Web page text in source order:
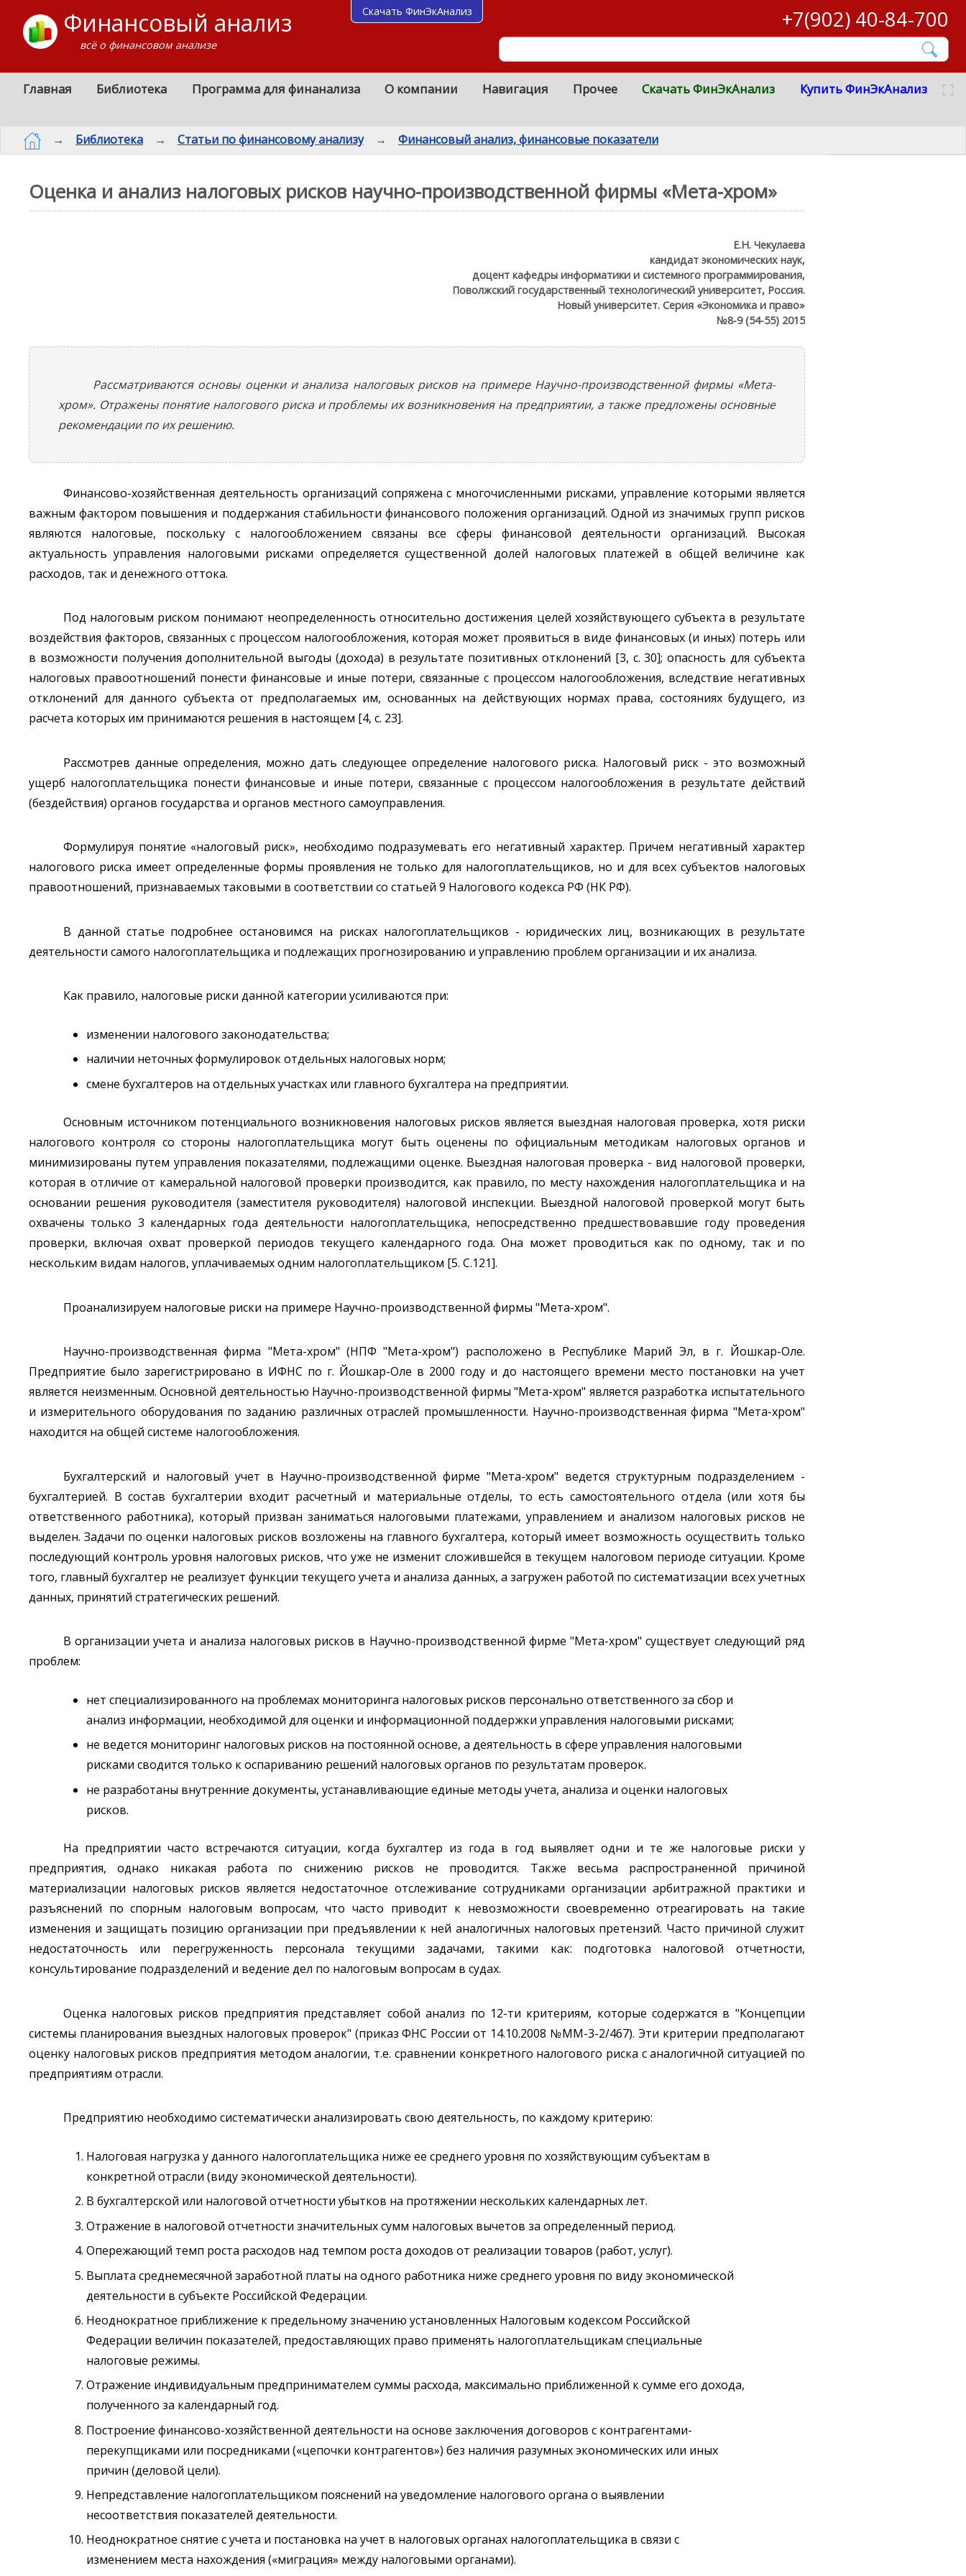
Финансовый анализ
всё о финансовом анализе
+7(902) 40-84-700
Главная Библиотека Программа для финанализа О компании Навигация Прочее Скачать ФинЭкАнализ Купить ФинЭкАнализ
→ Библиотека → Статьи по финансовому анализу → Финансовый анализ, финансовые показатели
Оценка и анализ налоговых рисков научно-производственной фирмы «Мета-хром»
Е.Н. Чекулаева
кандидат экономических наук,
доцент кафедры информатики и системного программирования,
Поволжский государственный технологический университет, Россия.
Новый университет. Серия «Экономика и право»
№8-9 (54-55) 2015
Рассматриваются основы оценки и анализа налоговых рисков на примере Научно-производственной фирмы «Мета-
хром». Отражены понятие налогового риска и проблемы их возникновения на предприятии, а также предложены основные
рекомендации по их решению.
Финансово-хозяйственная деятельность организаций сопряжена с многочисленными рисками, управление которыми является
важным фактором повышения и поддержания стабильности финансового положения организаций. Одной из значимых групп рисков
являются налоговые, поскольку с налогообложением связаны все сферы финансовой деятельности организаций. Высокая
актуальность управления налоговыми рисками определяется существенной долей налоговых платежей в общей величине как
расходов, так и денежного оттока.
Под налоговым риском понимают неопределенность относительно достижения целей хозяйствующего субъекта в результате
воздействия факторов, связанных с процессом налогообложения, которая может проявиться в виде финансовых (и иных) потерь или
в возможности получения дополнительной выгоды (дохода) в результате позитивных отклонений [3, с. 30]; опасность для субъекта
налоговых правоотношений понести финансовые и иные потери, связанные с процессом налогообложения, вследствие негативных
отклонений для данного субъекта от предполагаемых им, основанных на действующих нормах права, состояниях будущего, из
расчета которых им принимаются решения в настоящем [4, с. 23].
Рассмотрев данные определения, можно дать следующее определение налогового риска. Налоговый риск - это возможный
ущерб налогоплательщика понести финансовые и иные потери, связанные с процессом налогообложения в результате действий
(бездействия) органов государства и органов местного самоуправления.
Формулируя понятие «налоговый риск», необходимо подразумевать его негативный характер. Причем негативный характер
налогового риска имеет определенные формы проявления не только для налогоплательщиков, но и для всех субъектов налоговых
правоотношений, признаваемых таковыми в соответствии со статьей 9 Налогового кодекса РФ (НК РФ).
В данной статье подробнее остановимся на рисках налогоплательщиков - юридических лиц, возникающих в результате
деятельности самого налогоплательщика и подлежащих прогнозированию и управлению проблем организации и их анализа.
Как правило, налоговые риски данной категории усиливаются при:
изменении налогового законодательства;
наличии неточных формулировок отдельных налоговых норм;
смене бухгалтеров на отдельных участках или главного бухгалтера на предприятии.
Основным источником потенциального возникновения налоговых рисков является выездная налоговая проверка, хотя риски
налогового контроля со стороны налогоплательщика могут быть оценены по официальным методикам налоговых органов и
минимизированы путем управления показателями, подлежащими оценке. Выездная налоговая проверка - вид налоговой проверки,
которая в отличие от камеральной налоговой проверки производится, как правило, по месту нахождения налогоплательщика и на
основании решения руководителя (заместителя руководителя) налоговой инспекции. Выездной налоговой проверкой могут быть
охвачены только 3 календарных года деятельности налогоплательщика, непосредственно предшествовавшие году проведения
проверки, включая охват проверкой периодов текущего календарного года. Она может проводиться как по одному, так и по
нескольким видам налогов, уплачиваемых одним налогоплательщиком [5. С.121].
Проанализируем налоговые риски на примере Научно-производственной фирмы "Мета-хром".
Научно-производственная фирма "Мета-хром" (НПФ "Мета-хром") расположено в Республике Марий Эл, в г. Йошкар-Оле.
Предприятие было зарегистрировано в ИФНС по г. Йошкар-Оле в 2000 году и до настоящего времени место постановки на учет
является неизменным. Основной деятельностью Научно-производственной фирмы "Мета-хром" является разработка испытательного
и измерительного оборудования по заданию различных отраслей промышленности. Научно-производственная фирма "Мета-хром"
находится на общей системе налогообложения.
Бухгалтерский и налоговый учет в Научно-производственной фирме "Мета-хром" ведется структурным подразделением -
бухгалтерией. В состав бухгалтерии входит расчетный и материальные отделы, то есть самостоятельного отдела (или хотя бы
ответственного работника), который призван заниматься налоговыми платежами, управлением и анализом налоговых рисков не
выделен. Задачи по оценки налоговых рисков возложены на главного бухгалтера, который имеет возможность осуществить только
последующий контроль уровня налоговых рисков, что уже не изменит сложившейся в текущем налоговом периоде ситуации. Кроме
того, главный бухгалтер не реализует функции текущего учета и анализа данных, а загружен работой по систематизации всех учетных
данных, принятий стратегических решений.
В организации учета и анализа налоговых рисков в Научно-производственной фирме "Мета-хром" существует следующий ряд
проблем:
нет специализированного на проблемах мониторинга налоговых рисков персонально ответственного за сбор и
анализ информации, необходимой для оценки и информационной поддержки управления налоговыми рисками;
не ведется мониторинг налоговых рисков на постоянной основе, а деятельность в сфере управления налоговыми
рисками сводится только к оспариванию решений налоговых органов по результатам проверок.
не разработаны внутренние документы, устанавливающие единые методы учета, анализа и оценки налоговых
рисков.
На предприятии часто встречаются ситуации, когда бухгалтер из года в год выявляет одни и те же налоговые риски у
предприятия, однако никакая работа по снижению рисков не проводится. Также весьма распространенной причиной
материализации налоговых рисков является недостаточное отслеживание сотрудниками организации арбитражной практики и
разъяснений по спорным налоговым вопросам, что часто приводит к невозможности своевременно отреагировать на такие
изменения и защищать позицию организации при предъявлении к ней аналогичных налоговых претензий. Часто причиной служит
недостаточность или перегруженность персонала текущими задачами, такими как: подготовка налоговой отчетности,
консультирование подразделений и ведение дел по налоговым вопросам в судах.
Оценка налоговых рисков предприятия представляет собой анализ по 12-ти критериям, которые содержатся в "Концепции
системы планирования выездных налоговых проверок" (приказ ФНС России от 14.10.2008 №ММ-3-2/467). Эти критерии предполагают
оценку налоговых рисков предприятия методом аналогии, т.е. сравнении конкретного налогового риска с аналогичной ситуацией по
предприятиям отрасли.
Предприятию необходимо систематически анализировать свою деятельность, по каждому критерию:
Налоговая нагрузка у данного налогоплательщика ниже ее среднего уровня по хозяйствующим субъектам в
конкретной отрасли (виду экономической деятельности).
В бухгалтерской или налоговой отчетности убытков на протяжении нескольких календарных лет.
Отражение в налоговой отчетности значительных сумм налоговых вычетов за определенный период.
Опережающий темп роста расходов над темпом роста доходов от реализации товаров (работ, услуг).
Выплата среднемесячной заработной платы на одного работника ниже среднего уровня по виду экономической
деятельности в субъекте Российской Федерации.
Неоднократное приближение к предельному значению установленных Налоговым кодексом Российской
Федерации величин показателей, предоставляющих право применять налогоплательщикам специальные
налоговые режимы.
Отражение индивидуальным предпринимателем суммы расхода, максимально приближенной к сумме его дохода,
полученного за календарный год.
Построение финансово-хозяйственной деятельности на основе заключения договоров с контрагентами-
перекупщиками или посредниками («цепочки контрагентов») без наличия разумных экономических или иных
причин (деловой цели).
Непредставление налогоплательщиком пояснений на уведомление налогового органа о выявлении
несоответствия показателей деятельности.
Неоднократное снятие с учета и постановка на учет в налоговых органах налогоплательщика в связи с
изменением места нахождения («миграция» между налоговыми органами).
Скачать ФинЭкАнализ